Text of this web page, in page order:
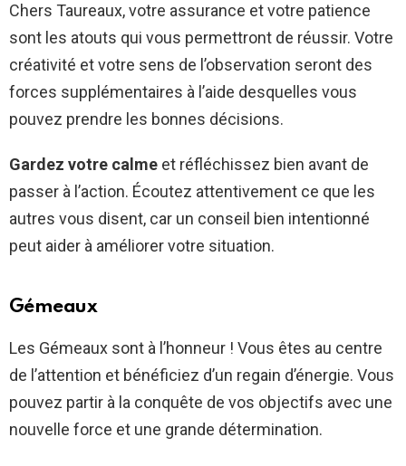
Chers Taureaux, votre assurance et votre patience
sont les atouts qui vous permettront de réussir. Votre
créativité et votre sens de l’observation seront des
forces supplémentaires à l’aide desquelles vous
pouvez prendre les bonnes décisions.
Gardez votre calme et réfléchissez bien avant de
passer à l’action. Écoutez attentivement ce que les
autres vous disent, car un conseil bien intentionné
peut aider à améliorer votre situation.
Gémeaux
Les Gémeaux sont à l’honneur ! Vous êtes au centre
de l’attention et bénéficiez d’un regain d’énergie. Vous
pouvez partir à la conquête de vos objectifs avec une
nouvelle force et une grande détermination.